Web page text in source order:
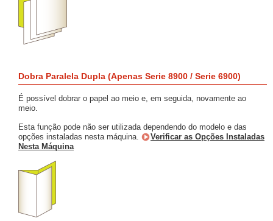
Dobra Paralela Dupla (Apenas Serie 8900 / Serie 6900)
É possível dobrar o papel ao meio e, em seguida, novamente ao
meio.
Esta função pode não ser utilizada dependendo do modelo e das
opções instaladas nesta máquina.
Verificar as Opções Instaladas
Nesta Máquina